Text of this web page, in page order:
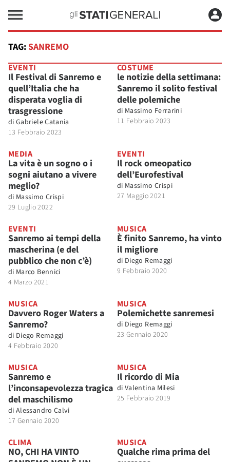
TAG:SANREMO
EVENTI
Il Festival di Sanremo e
quell’Italia che ha
disperata voglia di
trasgressione
di Gabriele Catania
13 Febbraio 2023
COSTUME
le notizie della settimana:
Sanremo il solito festival
delle polemiche
di Massimo Ferrarini
11 Febbraio 2023
MEDIA
La vita è un sogno o i
sogni aiutano a vivere
meglio?
di Massimo Crispi
29 Luglio 2022
EVENTI
Il rock omeopatico
dell’Eurofestival
di Massimo Crispi
27 Maggio 2021
EVENTI
Sanremo ai tempi della
mascherina (e del
pubblico che non c’è)
di Marco Bennici
4 Marzo 2021
MUSICA
È finito Sanremo, ha vinto
il migliore
di Diego Remaggi
9 Febbraio 2020
MUSICA
Davvero Roger Waters a
Sanremo?
di Diego Remaggi
4 Febbraio 2020
MUSICA
Polemichette sanremesi
di Diego Remaggi
23 Gennaio 2020
MUSICA
Sanremo e
l’inconsapevolezza tragica
del maschilismo
di Alessandro Calvi
17 Gennaio 2020
MUSICA
Il ricordo di Mia
di Valentina Milesi
25 Febbraio 2019
CLIMA
NO, CHI HA VINTO
MUSICA
Qualche rima prima del